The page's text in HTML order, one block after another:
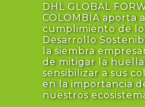
DHL GLOBAL
COLOMBIA aporta
cumplimiento de
Desarrollo
la siembra
de mitigar la
sensibilizar a sus
en la importancia
nuestros